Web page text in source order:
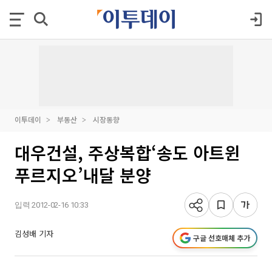
이투데이 부동산 시장동향
대우건설, 주상복합‘송도 아트윈
푸르지오’내달 분양
입력 2012-02-16 10:33
김성배 기자 구글 선호매체 추가